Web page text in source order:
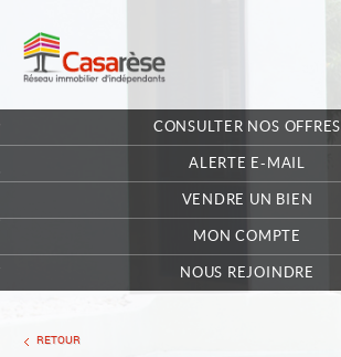
NOTRE RÉSEAU
MA SÉLECTION 0
CONSULTER NOS OFFRES
ALERTE E-MAIL
VENDRE UN BIEN
MON COMPTE
NOUS REJOINDRE
RETOUR